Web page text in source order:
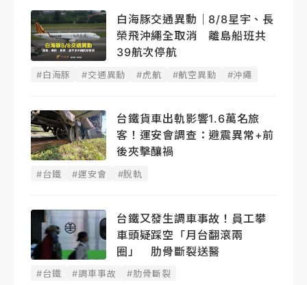
白海豚交通異動｜8/8星宇、長
榮飛沖繩全取消 離島船班共
39航次停航
#白海豚 #交通異動 #虎航 #航空異動 #沖繩
台鐵貨車出軌影響1.6萬名旅
客！運安會調查：避震異常+前
後夾擊釀禍
#台鐵 #運安會 #脫軌
台鐵又發生調車事故！員工攀
車頭疑踩空「月台翻滾兩
圈」 肋骨斷裂送醫
#台鐵 #調車事故 #肋骨斷裂